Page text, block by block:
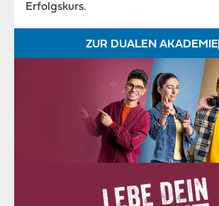
Erfolgskurs.
ZUR DUALEN AKADEMIE